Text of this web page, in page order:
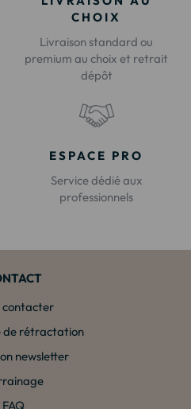
CHOIX
Livraison standard ou
premium au choix et retrait
dépôt
ESPACE PRO
Service dédié aux
professionnels
contacter
de rétractation
newsletter
FAQ